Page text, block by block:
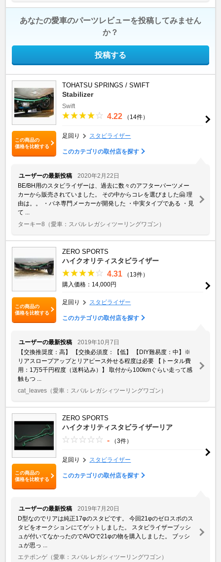
あなたの愛車のパーツレビューを投稿してみません
か？
投稿する
この商品の
価格を比較する
TOHATSU SPRINGS / SWIFT
Stabilizer
Swift
4.22 （14件）
足回り スタビライザー
このカテゴリの取付店を探す
ユーザーの最新投稿
2020年2月22日
BE/BH用のスタビライザーは、過去に数々のアフターパーツメー
カーから販売されていました。 その中からコレを選びました🤗 理
由は。。 ・バネ専門メーカーが開発した ・中実タイプである ・見
て ...
ターキー8 （愛車：スバル レガシィツーリングワゴン）
この商品の
価格を比較する
ZERO SPORTS
ハイクオリティスタビライザー
4.31
（13件）
購入価格：14,000円
足回り スタビライザー
このカテゴリの取付店を探す
ユーザーの最新投稿
2019年10月7日
【交換推奨度：高】 【交換必須度：【低】 【DIY難易度：中】※
リアスロープアップとリアピース外せる程度は必要 【トータル費
用：1万5千円程度（送料込み）】 取付から100kmぐらい走って感
触もつ ...
cat_leaves （愛車：スバル レガシィツーリングワゴン）
この商品の
価格を比較する
ZERO SPORTS
ハイクオリティスタビライザーリア
- （3件）
足回り スタビライザー
このカテゴリの取付店を探す
ユーザーの最新投稿
2019年7月20日
D型なのでリアは純正17φのスタビです。 今回21φのゼロスポのス
タビをオークションにてゲットしました。 スタビライザーブッシ
ュが付いてなかったのでAVOで21φの物を購入しました。 ブッシ
ュが思っ ...
エテポンゲ（愛車：スバル レガシィツーリングワゴン）